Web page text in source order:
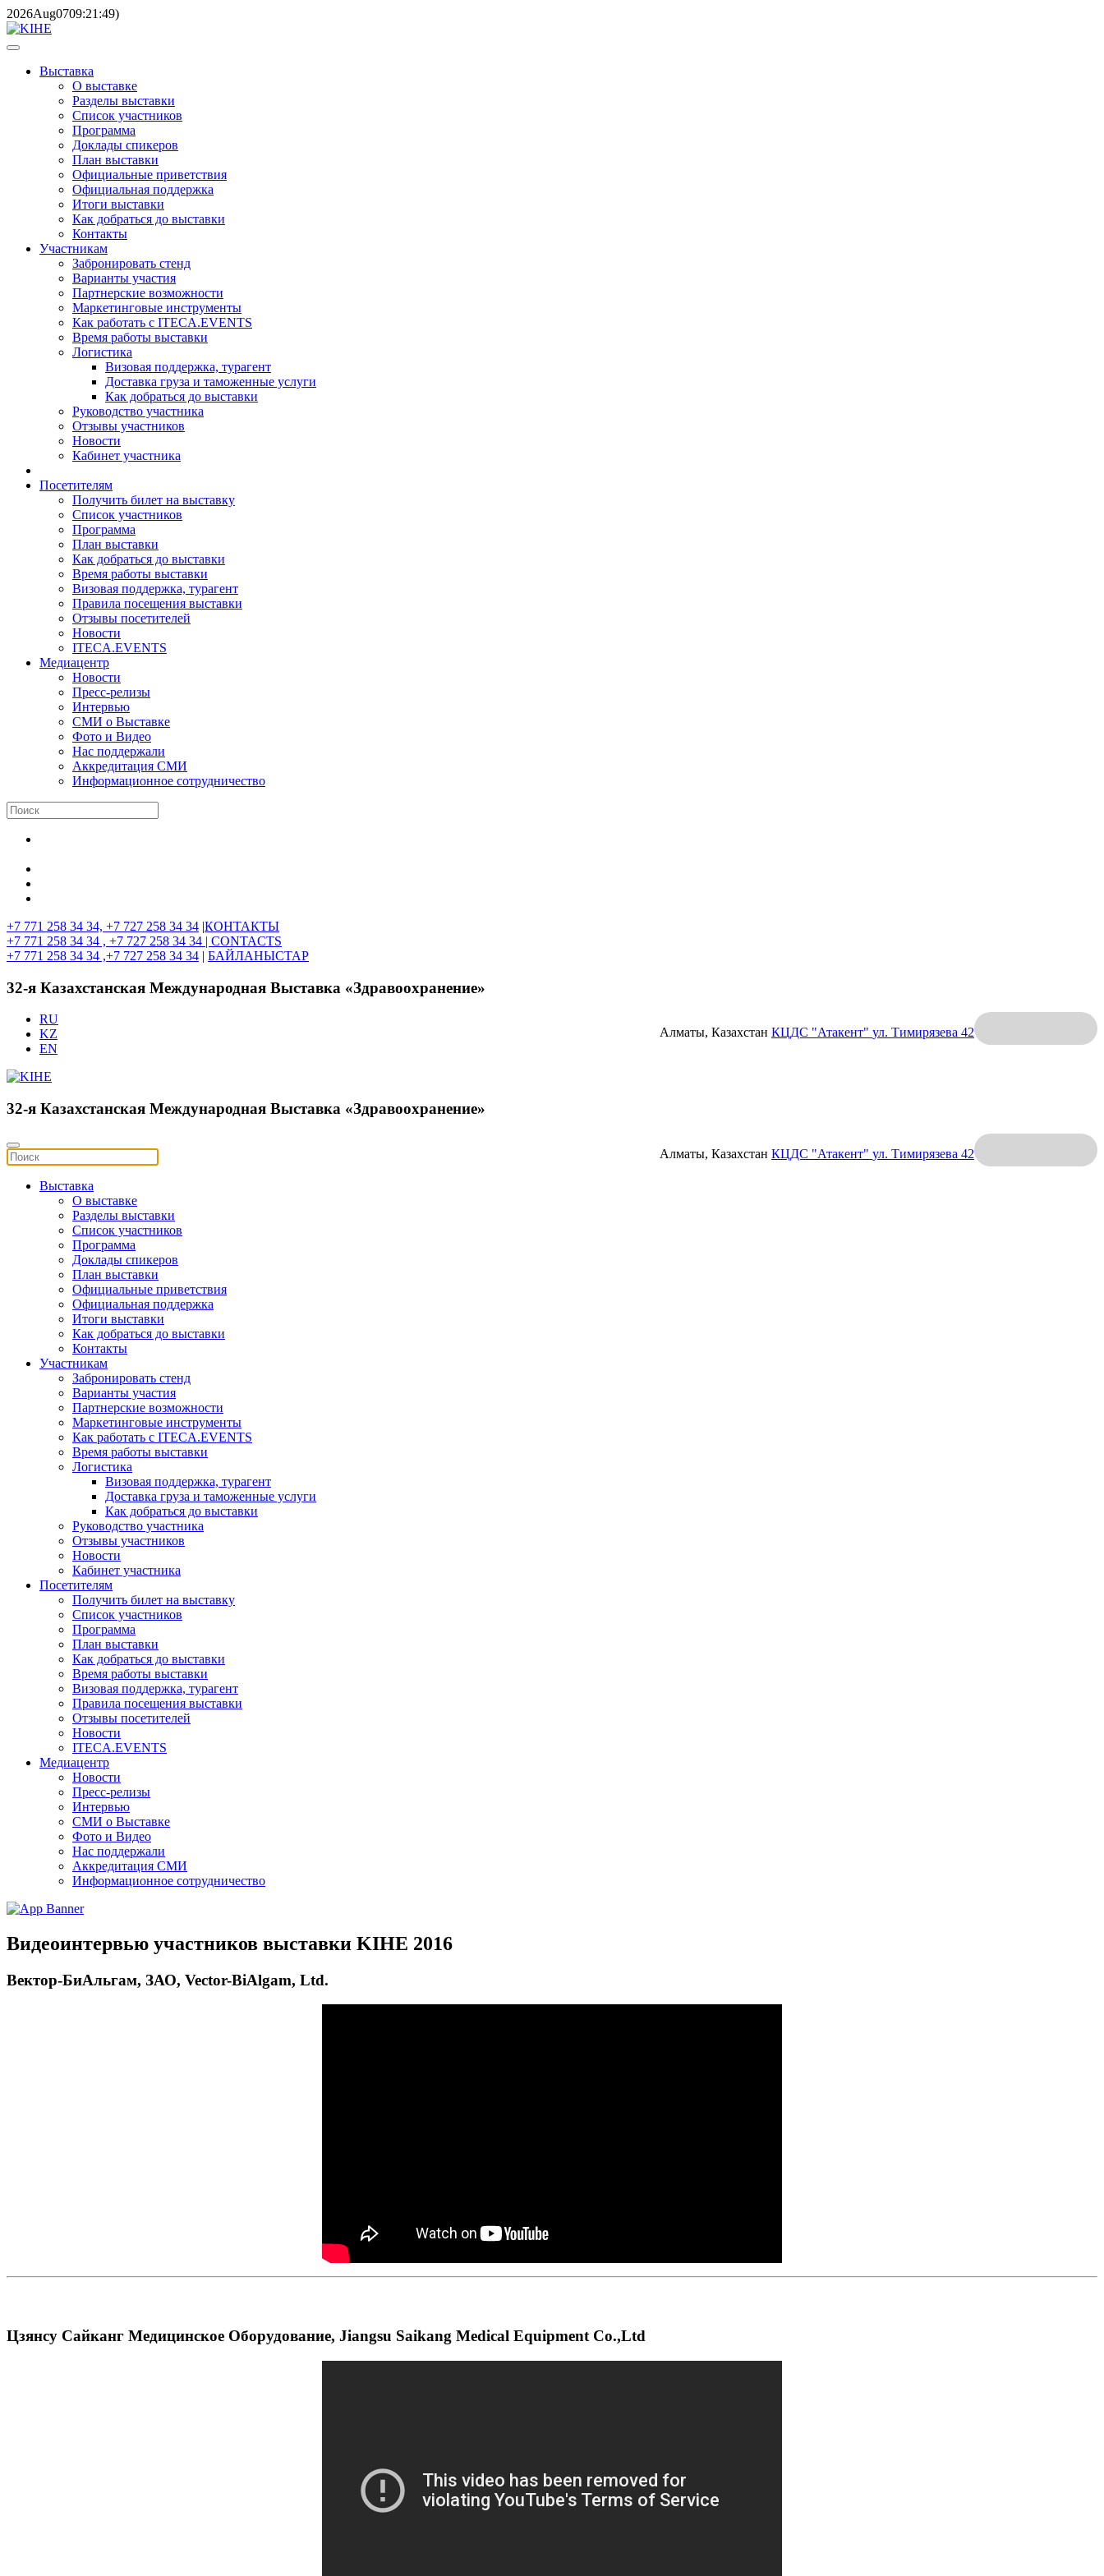
2026Aug0709:21:49)
Выставка
О выставке
Разделы выставки
Список участников
Программа
Доклады спикеров
План выставки
Официальные приветствия
Официальная поддержка
Итоги выставки
Как добраться до выставки
Контакты
Участникам
Забронировать стенд
Варианты участия
Партнерские возможности
Маркетинговые инструменты
Как работать с ITECA.EVENTS
Время работы выставки
Логистика
Визовая поддержка, турагент
Доставка груза и таможенные услуги
Как добраться до выставки
Руководство участника
Отзывы участников
Новости
Кабинет участника
Посетителям
Получить билет на выставку
Список участников
Программа
План выставки
Как добраться до выставки
Время работы выставки
Визовая поддержка, турагент
Правила посещения выставки
Отзывы посетителей
Новости
ITECA.EVENTS
Медиацентр
Новости
Пресс-релизы
Интервью
СМИ о Выставке
Фото и Видео
Нас поддержали
Аккредитация СМИ
Информационное сотрудничество
+7 771 258 34 34, +7 727 258 34 34 |КОНТАКТЫ
+7 771 258 34 34 , +7 727 258 34 34 | CONTACTS
+7 771 258 34 34 ,+7 727 258 34 34 | БАЙЛАНЫСТАР
32-я Казахстанская Международная Выставка «Здравоохранение»
Алматы, Казахстан КЦДС "Атакент" ул. Тимирязева 42
RU
KZ
EN
32-я Казахстанская Международная Выставка «Здравоохранение»
Алматы, Казахстан КЦДС "Атакент" ул. Тимирязева 42
Выставка
О выставке
Разделы выставки
Список участников
Программа
Доклады спикеров
План выставки
Официальные приветствия
Официальная поддержка
Итоги выставки
Как добраться до выставки
Контакты
Участникам
Забронировать стенд
Варианты участия
Партнерские возможности
Маркетинговые инструменты
Как работать с ITECA.EVENTS
Время работы выставки
Логистика
Визовая поддержка, турагент
Доставка груза и таможенные услуги
Как добраться до выставки
Руководство участника
Отзывы участников
Новости
Кабинет участника
Посетителям
Получить билет на выставку
Список участников
Программа
План выставки
Как добраться до выставки
Время работы выставки
Визовая поддержка, турагент
Правила посещения выставки
Отзывы посетителей
Новости
ITECA.EVENTS
Медиацентр
Новости
Пресс-релизы
Интервью
СМИ о Выставке
Фото и Видео
Нас поддержали
Аккредитация СМИ
Информационное сотрудничество
Видеоинтервью участников выставки KIHE 2016
Вектор-БиАльгам, ЗАО, Vector-BiAlgam, Ltd.
Цзянсу Сайканг Медицинское Оборудование, Jiangsu Saikang Medical Equipment Co.,Ltd